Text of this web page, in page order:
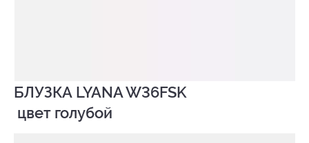
БЛУЗКА LYANA W36FSK
цвет голубой